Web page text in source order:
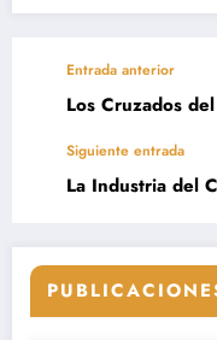
Entrada anterior
Los Cruzados
Siguiente entrada
La Industria del